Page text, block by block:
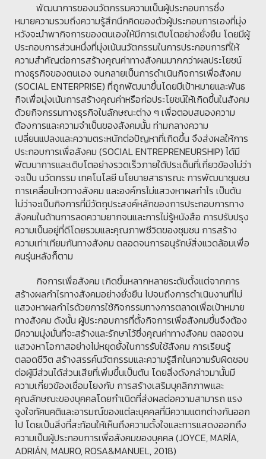
พัฒนาการของนวัตกรรมความเป็นผู้ประกอบการซึ่ง
หมายความรวมถึงความรู้สึกนึกคิดของตัวผู้ประกอบการเองที่มุ่ง
หวังจะนำพากิจการของตนเองให้มีการเติบโตอย่างยั่งยืน โดยมีผู้
ประกอบการส่วนหนึ่งที่มุ่งเน้นนวัตกรรมในการประกอบการที่ให้
ความสำคัญต่อการสร้างคุณค่าทางสังคมมากกว่าผลประโยชน์
ทางธุรกิจของตนเอง จนกลายเป็นการดำเนินกิจการเพื่อสังคม
(SOCIAL ENTERPRISE) ที่ถูกพัฒนาขึ้นโดยมีเป้าหมายและพันธ
กิจเพื่อมุ่งเน้นการสร้างคุณค่าหรือก่อประโยชน์ให้เกิดขึ้นในสังคม
ด้วยกิจกรรมทางธุรกิจในลักษณะต่าง ๆ เพื่อตอบสนองความ
ต้องการและความจำเป็นของสังคมนั้น ท่ามกลางความ
เปลี่ยนแปลงและความตระหนักต่อปัญหาที่เกิดขึ้น จึงส่งผลให้การ
ประกอบการเพื่อสังคม (SOCIAL ENTREPRENEURSHIP) ได้มี
พัฒนาการและเติบโตอย่างรวดเร็วภายใต้ประเด็นที่เกี่ยวข้องไม่ว่า
จะเป็น นวัตกรรม เทคโนโลยี นโยบายสาธารณะ การพัฒนาชุมชน
การเคลื่อนไหวทางสังคม และองค์กรไม่แสวงหาผลกำไร เป็นต้น
ไม่ว่าจะเป็นกิจการที่มีวัตถุประสงค์หลักของการประกอบการทาง
สังคมในด้านการลดความยากจนและการไม่รู้หนังสือ การปรับปรุง
ความเป็นอยู่ที่ดีโดยรวมและคุณภาพชีวิตของชุมชน การสร้าง
ความเท่าเทียมกันทางสังคม ตลอดจนการอนุรักษ์สิ่งแวดล้อมเพื่อ
คนรุ่นหลังก็ตาม
กิจการเพื่อสังคม เกิดขึ้นหลากหลายระดับตั้งแต่จากการ
สร้างผลกำไรทางสังคมอย่างยั่งยืน ไปจนถึงการดำเนินงานที่ไม่
แสวงหาผลกำไรด้วยการใช้กิจกรรมทางการตลาดเพื่อเป้าหมาย
ทางสังคม ดังนั้น ผู้ประกอบการที่ตั้งกิจการเพื่อสังคมขึ้นจึงต้อง
มีความมุ่งมั่นที่จะสร้างและรักษาไว้ซึ่งคุณค่าทางสังคม ตลอดจน
แสวงหาโอกาสอย่างไม่หยุดยั้งในการรับใช้สังคม การเรียนรู้
ตลอดชีวิต สร้างสรรค์นวัตกรรมและความรู้สึกในความรับผิดชอบ
ต่อผู้มีส่วนได้ส่วนเสียที่เพิ่มขึ้นเป็นต้น โดยสิ่งดังกล่าวมานั้นมี
ความเกี่ยวข้องเชื่อมโยงกับ การสร้างเสริมบุคลิกภาพและ
คุณลักษณะของบุคคลโดยกำเนิดที่ส่งผลต่อความสามารถ แรง
จูงใจทัศนคติและอารมณ์ของแต่ละบุคคลที่มีความแตกต่างกันออก
ไป โดยเป็นสิ่งที่สะท้อนให้เห็นถึงความตั้งใจและการแสดงออกถึง
ความเป็นผู้ประกอบการเพื่อสังคมของบุคคล (JOYCE, MARÍA,
ADRIÁN, MAURO, ROSA&MANUEL, 2018)